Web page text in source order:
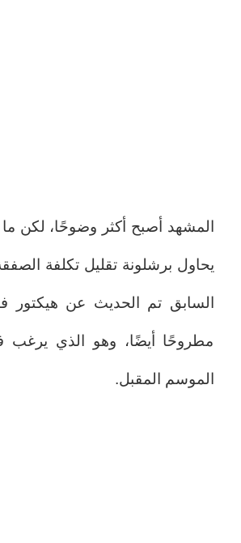
المشهد أصبح أكثر وضوحًا، لكن
يحاول برشلونة تقليل تكلفة
السابق تم الحديث عن
مطروحًا أيضًا، وهو الذي يرغب
الموسم المقبل.